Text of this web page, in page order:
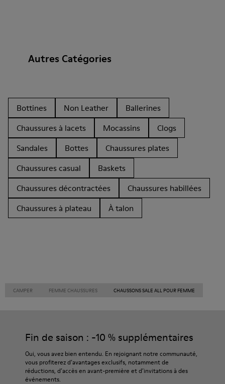
Autres Catégories
Bottines Non Leather
Ballerines
Chaussures à lacets
Mocassins
Clogs
Sandales
Bottes
Chaussures plates
Chaussures casual
Baskets
Chaussures décontractées
Chaussures habillées
Chaussures à plateau
À talon
CAMPER FEMME CHAUSSURES CHAUSSONS SALE ALL POUR FEMME
Fin de saison : -10 % supplémentaires
Oui, vous avez bien entendu. En rejoignant notre communauté,
vous profiterez d’avantages exclusifs, notamment de
réductions, d’accès en avant-première et d’invitations à des
événements.